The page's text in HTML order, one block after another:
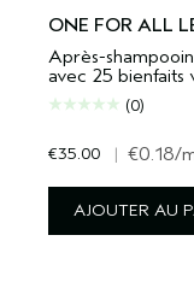
ONE FOR ALL
Après-
avec 25 bienfaits
(0)
€35.00 | €0.18/
AJOUTER AU